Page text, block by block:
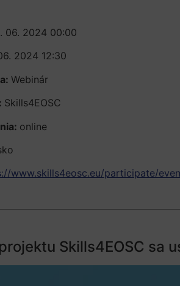
06. 2024 00:00
2024 12:30
Webinár
Skills4EOSC
online
www.skills4eosc.eu/participate/
Skills4EOSC sa